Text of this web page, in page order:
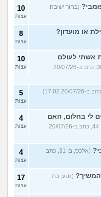
(בחור ישיבה,
10
עצות
או מועדון? 8
עצות
אשתי לעולם
(אבי, בן 30, כתב ב-20/07/26
10
עצות
5
עצות
לי בחלום, האם
(אב עובד, בן 44, כתב ב-20/07/26
4
עצות
(אלכס, בן 31, כתב
4
עצות
(נטע, בת
17
עצות